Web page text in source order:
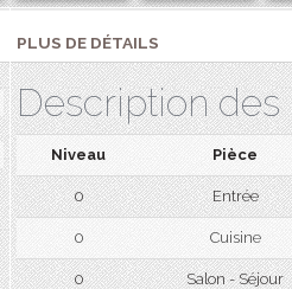
PLUS DE DÉTAILS
Description des
Niveau Pièce
0 Entrée
0 Cuisine
0 Salon - Séjour